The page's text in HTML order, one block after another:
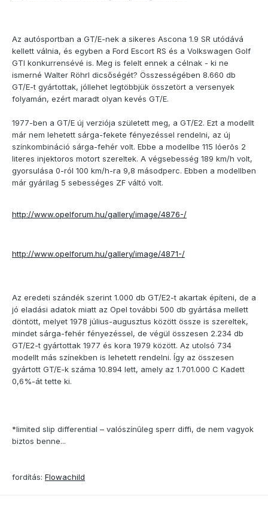
Az autósportban a GT/E-nek a sikeres Ascona 1.9 SR utódává
kellett válnia, és egyben a Ford Escort RS és a Volkswagen Golf
GTI konkurrensévé is. Meg is felelt ennek a célnak - ki ne
ismerné Walter Röhrl dicsőségét? Összességében 8.660 db
GT/E-t gyártottak, jóllehet legtöbbjük összetört a versenyek
folyamán, ezért maradt olyan kevés GT/E.
1977-ben a GT/E új verziója született meg, a GT/E2. Ezt a modellt
már nem lehetett sárga-fekete fényezéssel rendelni, az új
színkombináció sárga-fehér volt. Ebbe a modellbe 115 lóerõs 2
literes injektoros motort szereltek. A végsebesség 189 km/h volt,
gyorsulása 0-ról 100 km/h-ra 9,8 másodperc. Ebben a modellben
már gyárilag 5 sebességes ZF váltó volt.
http://www.opelforum.hu/gallery/image/4876-/
http://www.opelforum.hu/gallery/image/4871-/
Az eredeti szándék szerint 1.000 db GT/E2-t akartak építeni, de a
jó eladási adatok miatt az Opel további 500 db gyártása mellett
döntött, melyet 1978 július-augusztus között össze is szereltek,
mindet sárga-fehér fényezéssel, de végül összesen 2.234 db
GT/E2-t gyártottak 1977 és kora 1979 között. Az utolsó 734
modellt más színekben is lehetett rendelni. Így az összesen
gyártott GT/E-k száma 10.894 lett, amely az 1.701.000 C Kadett
0,6%-át tette ki.
*limited slip differential – valószínûleg sperr diffi, de nem vagyok
biztos benne...
fordítás: Flowachild